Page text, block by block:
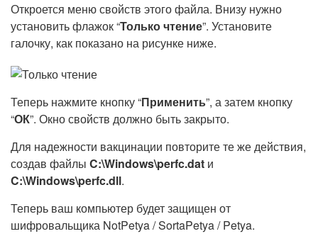
Откроется меню свойств этого файла. Внизу нужно
установить флажок “Только чтение”. Установите
галочку, как показано на рисунке ниже.
Теперь нажмите кнопку “Применить”, а затем кнопку
“ОК”. Окно свойств должно быть закрыто.
Для надежности вакцинации повторите те же действия,
создав файлы C:\Windows\perfc.dat и
C:\Windows\perfc.dll.
Теперь ваш компьютер будет защищен от
шифровальщика NotPetya / SortaPetya / Petya.